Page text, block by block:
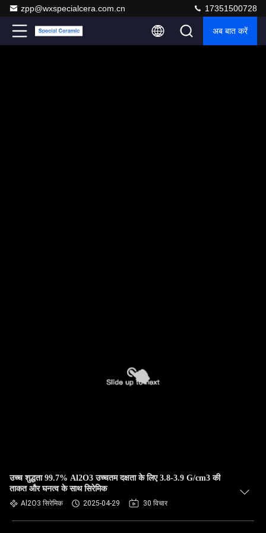
zpp@wxspecialcera.com.cn 17351500728
अब बात करें
उच्च शुद्धता 99.7% Al2O3 उच्चतम दक्षता के लिए 3.8-3.9 G/cm3 की
ताकत और घनत्व के साथ सिरेमिक
Al2O3 सिरेमिक 2025-04-29 30 विचार